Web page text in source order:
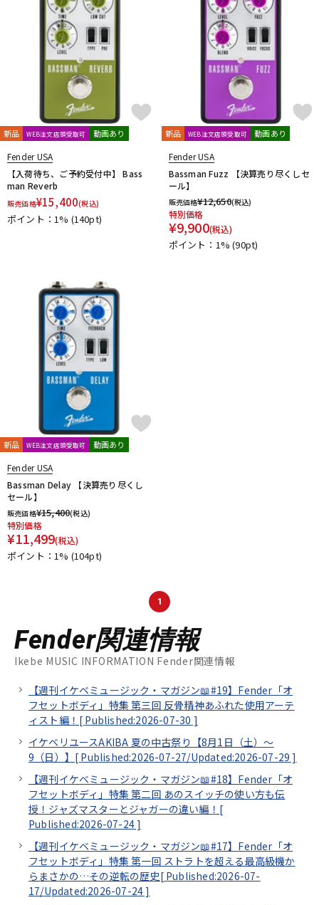
新品 WEB注文店頭受取可 動画あり
Fender USA
【入荷待ち、ご予約受付中】 Bass
man Reverb
販売価格¥15,400(税込)
ポイント：1% (140pt)
新品 WEB注文店頭受取可 動画あり
Fender USA
Bassman Fuzz 【決算売り尽くしセ
ール】
販売価格¥12,650(税込)
特別価格
¥9,900(税込)
ポイント：1%(90pt)
新品 WEB注文店頭受取可 動画あり
Fender USA
Bassman Delay 【決算売り尽くし
セール】
販売価格¥15,400(税込)
特別価格
¥11,499(税込)
ポイント：1% (104pt)
1
Fender関連情報
Ikebe MUSIC INFORMATION Fender関連情報
【週刊イケベミュージック・マガジン📖#19】Fender「オ
フセットボディ」特集 第三回 反骨精神あふれた使用アーテ
ィスト編！[ Published:2026-07-30 ]
イケベリユースAKIBA 夏の中古祭り【8月1日（土）～
9（日）】[ Published:2026-07-27/Updated:2026-07-29 ]
【週刊イケベミュージック・マガジン📖#18】Fender「オ
フセットボディ」特集 第二回 あのスイッチの使い方も伝
授！ジャズマスターとジャガーの違い編！[
Published:2026-07-24 ]
【週刊イケベミュージック・マガジン📖#17】Fender「オ
フセットボディ」特集 第一回 ストラトを超える最高級機か
らまさかの…その逆転の歴史[ Published:2026-07-
17/Updated:2026-07-24 ]